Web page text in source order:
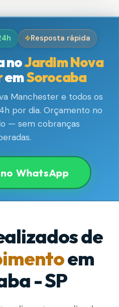
Resposta rápida
noJardim Nova
emSorocaba
Manchester e todos os
por dia. Orçamento no
— sem cobranças
WhatsApp
de
em
- SP